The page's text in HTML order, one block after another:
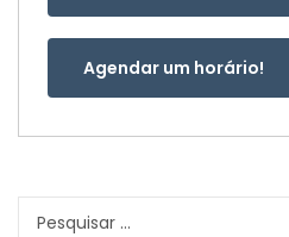
Agendar um horário!
Pesquisar